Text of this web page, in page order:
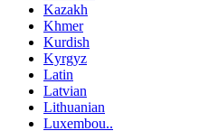
Kazakh
Khmer
Kurdish
Kyrgyz
Latin
Latvian
Lithuanian
Luxembou..